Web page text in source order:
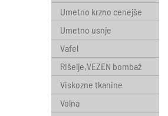
Umetno krzno cenejše
Umetno usnje
Vafel
Rišelje,VEZEN bombaž
Viskozne tkanine
Volna